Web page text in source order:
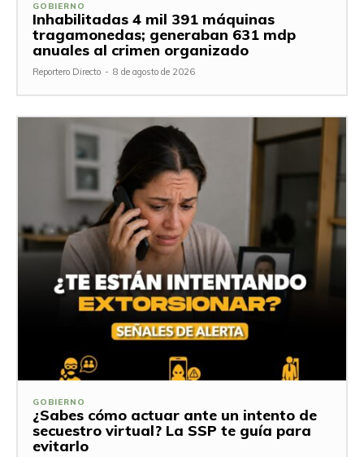
GOBIERNO
Inhabilitadas 4 mil 391 máquinas
tragamonedas; generaban 631 mdp
anuales al crimen organizado
Reportero Directo - 8 de agosto de 2026
GOBIERNO
¿Sabes cómo actuar ante un intento de
secuestro virtual? La SSP te guía para
evitarlo